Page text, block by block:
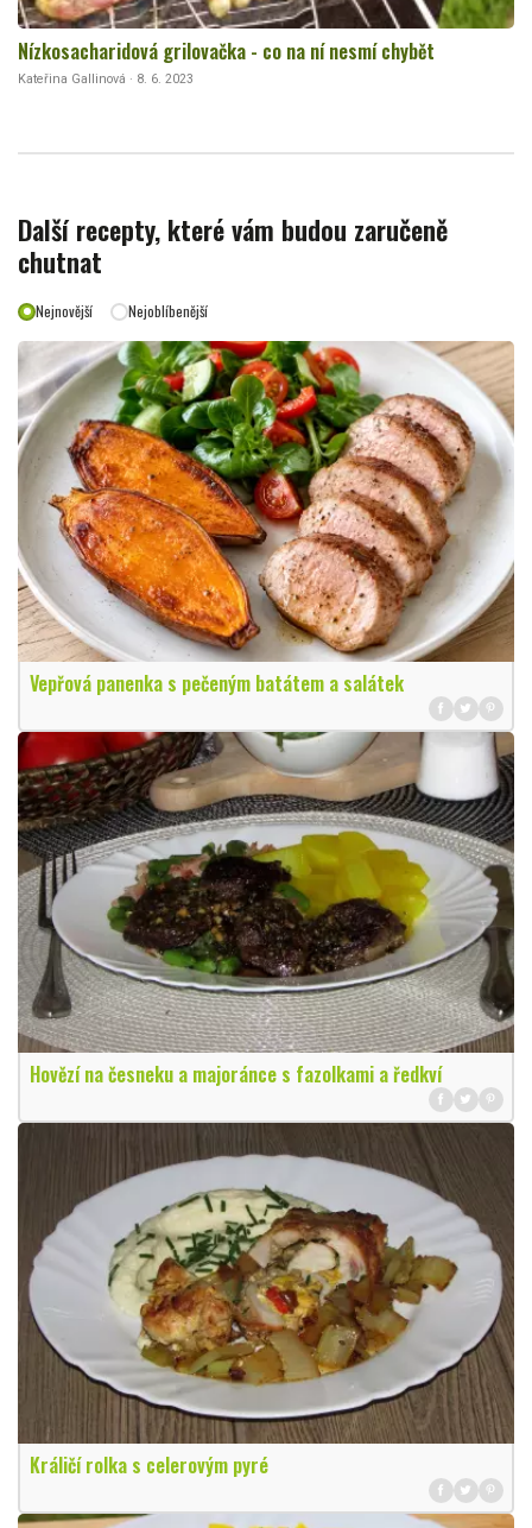
Nízkosacharidová grilovačka - co na ní nesmí chybět
Kateřina Gallinová · 8. 6. 2023
Další recepty, které vám budou zaručeně
chutnat
Nejnovější Nejoblíbenější
Vepřová panenka s pečeným batátem a salátek
Hovězí na česneku a majoránce s fazolkami a ředkví
Králičí rolka s celerovým pyré